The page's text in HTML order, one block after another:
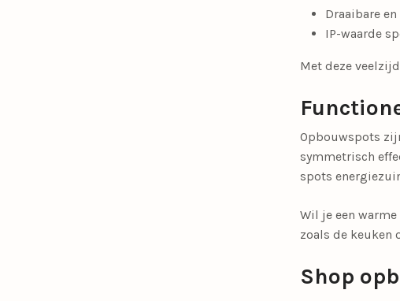
Draaibare
IP-waarde
Met deze
Opbouwspots
symmetrisch
spots
Wil je een
zoals de keuken
Shop